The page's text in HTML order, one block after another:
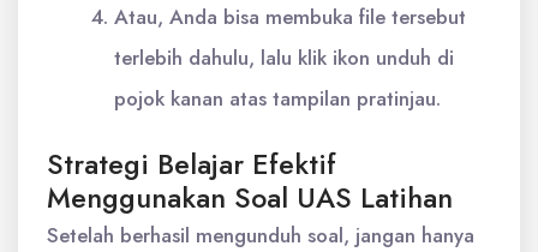
Atau, Anda bisa membuka file tersebut
terlebih dahulu, lalu klik ikon unduh di
pojok kanan atas tampilan pratinjau.
Strategi Belajar Efektif
Menggunakan Soal UAS Latihan
Setelah berhasil mengunduh soal, jangan hanya